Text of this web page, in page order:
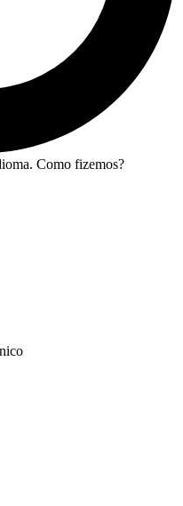
Como fizemos?